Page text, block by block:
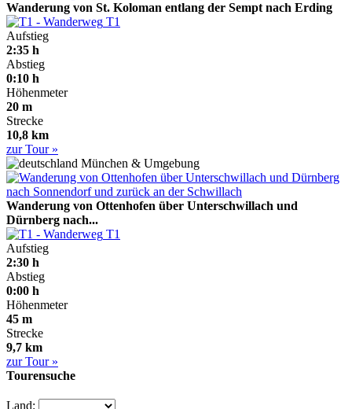
Wanderung von St. Koloman entlang der Sempt nach Erding
T1
Aufstieg
2:35 h
Abstieg
0:10 h
Höhenmeter
20 m
Strecke
10,8 km
zur Tour »
München & Umgebung
Wanderung von Ottenhofen über Unterschwillach und
Dürnberg nach...
T1
Aufstieg
2:30 h
Abstieg
0:00 h
Höhenmeter
45 m
Strecke
9,7 km
zur Tour »
Tourensuche
Land: